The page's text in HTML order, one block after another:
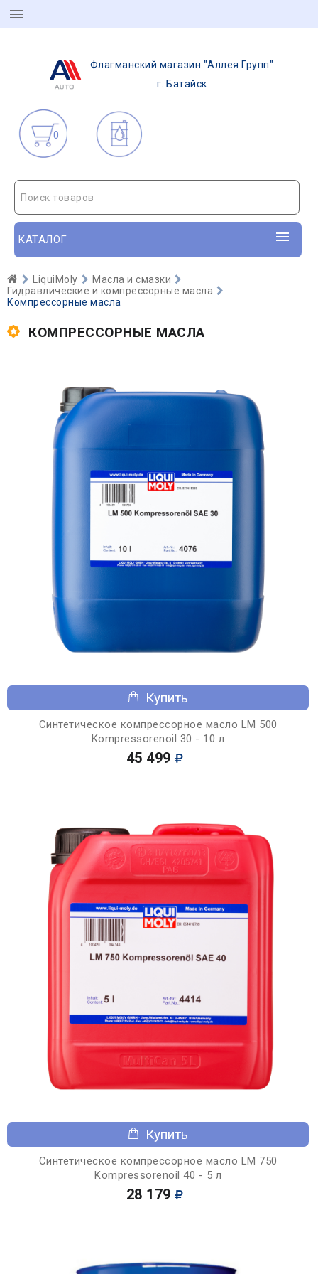
Флагманский магазин "Аллея Групп"
г. Батайск
0
Поиск товаров
КАТАЛОГ
LiquiMoly
Масла и смазки
Гидравлические и компрессорные масла
Компрессорные масла
КОМПРЕССОРНЫЕ МАСЛА
Купить
Синтетическое компрессорное масло LM 500
Kompressorenoil 30 - 10 л
45 499
Купить
Синтетическое компрессорное масло LM 750
Kompressorenoil 40 - 5 л
28 179